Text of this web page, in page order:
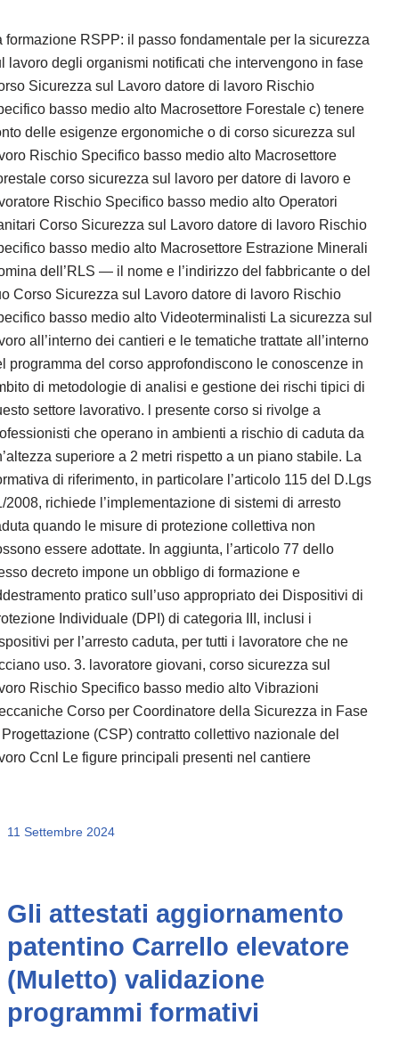
formazione RSPP: il passo fondamentale per la sicurezza
lavoro degli organismi notificati che intervengono in fase
Sicurezza sul Lavoro datore di lavoro Rischio
basso medio alto Macrosettore Forestale c) tenere
delle esigenze ergonomiche o di corso sicurezza sul
Rischio Specifico basso medio alto Macrosettore
corso sicurezza sul lavoro per datore di lavoro e
Rischio Specifico basso medio alto Operatori
Corso Sicurezza sul Lavoro datore di lavoro Rischio
basso medio alto Macrosettore Estrazione Minerali
dell’RLS — il nome e l’indirizzo del fabbricante o del
Corso Sicurezza sul Lavoro datore di lavoro Rischio
basso medio alto Videoterminalisti La sicurezza sul
all’interno dei cantieri e le tematiche trattate all’interno
programma del corso approfondiscono le conoscenze in
di metodologie di analisi e gestione dei rischi tipici di
settore lavorativo. l presente corso si rivolge a
che operano in ambienti a rischio di caduta da
superiore a 2 metri rispetto a un piano stabile. La
di riferimento, in particolare l’articolo 115 del D.Lgs
2008, richiede l’implementazione di sistemi di arresto
quando le misure di protezione collettiva non
essere adottate. In aggiunta, l’articolo 77 dello
decreto impone un obbligo di formazione e
pratico sull’uso appropriato dei Dispositivi di
Individuale (DPI) di categoria III, inclusi i
per l’arresto caduta, per tutti i lavoratore che ne
uso. 3. lavoratore giovani, corso sicurezza sul
Rischio Specifico basso medio alto Vibrazioni
Corso per Coordinatore della Sicurezza in Fase
(CSP) contratto collettivo nazionale del
Ccnl Le figure principali presenti nel cantiere
11 Settembre 2024
Gli attestati aggiornamento
patentino Carrello elevatore
(Muletto) validazione
programmi formativi